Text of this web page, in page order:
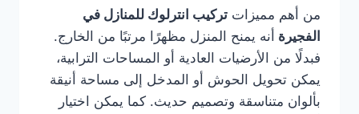
من أهم مميزات تركيب انترلوك للمنازل في
الفجيرة أنه يمنح المنزل مظهرًا مرتبًا من الخارج.
فبدلًا من الأرضيات العادية أو المساحات الترابية،
يمكن تحويل الحوش أو المدخل إلى مساحة أنيقة
بألوان متناسقة وتصميم حديث. كما يمكن اختيار